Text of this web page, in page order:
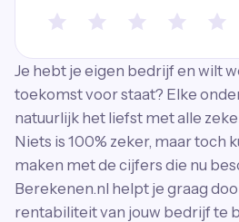
Je hebt je eigen bedrijf en wilt
toekomst voor staat? Elke
natuurlijk het liefst met alle
Niets is 100% zeker, maar toch
maken met de cijfers die nu
Berekenen.nl helpt je graag
rentabiliteit van jouw bedrijf te